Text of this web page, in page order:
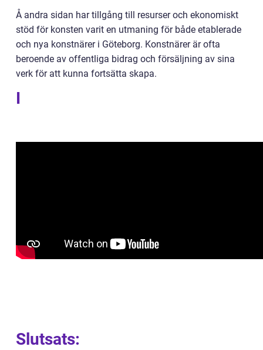
Å andra sidan har tillgång till resurser och ekonomiskt
stöd för konsten varit en utmaning för både etablerade
och nya konstnärer i Göteborg. Konstnärer är ofta
beroende av offentliga bidrag och försäljning av sina
verk för att kunna fortsätta skapa.
I
Slutsats: